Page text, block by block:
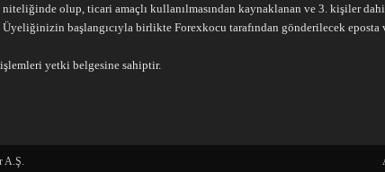
olup, ticari amaçlı kullanılmasından kaynaklanan ve 3. kişiler
başlangıcıyla birlikte Forexkocu tarafından gönderilecek
yetki belgesine sahiptir.
A.Ş.